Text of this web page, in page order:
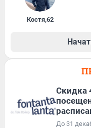
Костя,62
Cкидка
До 31